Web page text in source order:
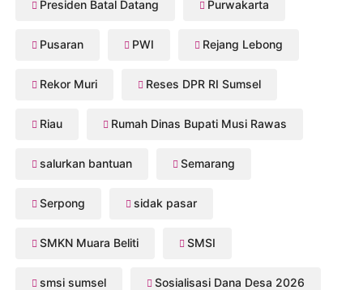
Presiden Batal Datang Purwakarta
Pusaran PWI Rejang Lebong
Rekor Muri Reses DPR RI Sumsel
Riau Rumah Dinas Bupati Musi Rawas
salurkan bantuan Semarang
Serpong sidak pasar
SMKN Muara Beliti SMSI
smsi sumsel Sosialisasi Dana Desa 2026